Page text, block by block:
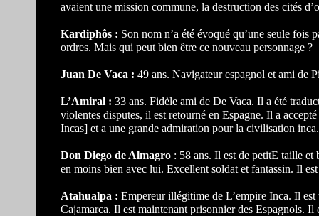
avaient une mission commune, la destruction des cités
Kardiphôs : Son nom n’a été évoqué qu’une seule fois
ordres. Mais qui peut bien être ce nouveau personnage ?
Juan De Vaca : 49 ans. Navigateur espagnol et ami de
L’Amiral : 33 ans. Fidèle ami de De Vaca. Il a été
violentes disputes, il est retourné en Espagne. Il a
Incas] et a une grande admiration pour la civilisation
Don Diego de Almagro : 58 ans. Il est de petitE taille et
en moins bien avec lui. Excellent soldat et fantassin. Il
Atahualpa : Empereur illégitime de L’empire Inca. Il
Cajamarca. Il est maintenant prisonnier des Espagnols.